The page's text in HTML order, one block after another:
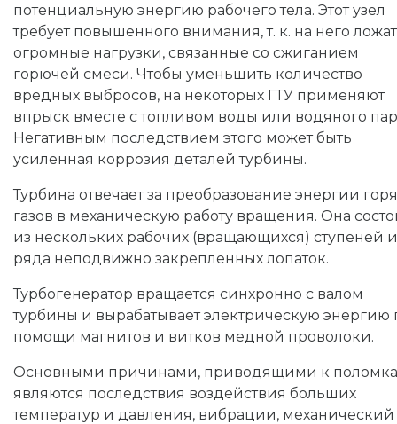
потенциальную энергию рабочего тела. Этот узел
требует повышенного внимания, т. к. на него
огромные нагрузки, связанные со сжиганием
горючей смеси. Чтобы уменьшить количество
вредных выбросов, на некоторых ГТУ применяют
впрыск вместе с топливом воды или водяного
Негативным последствием этого может быть
усиленная коррозия деталей турбины.
Турбина отвечает за преобразование энергии
газов в механическую работу вращения. Она
из нескольких рабочих (вращающихся) ступеней и
ряда неподвижно закрепленных лопаток.
Турбогенератор вращается синхронно с валом
турбины и вырабатывает электрическую энергию
помощи магнитов и витков медной проволоки.
Основными причинами, приводящими к
являются последствия воздействия больших
температур и давления, вибрации,